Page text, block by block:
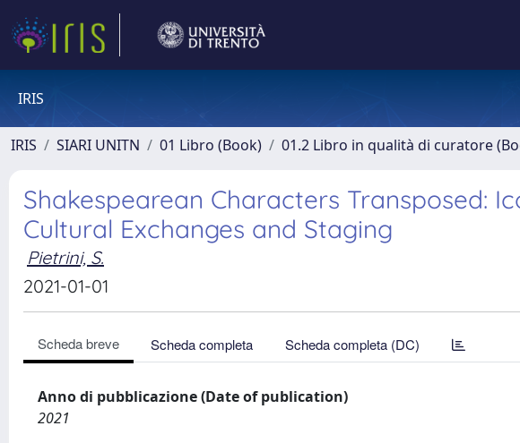
IRIS
IRIS SIARI UNITN 01 Libro (Book) 01.2 Libro in qualità di curatore
Shakespearean Characters Transposed:
Cultural Exchanges and Staging
Pietrini, S.
2021-01-01
Scheda breve Scheda completa Scheda completa (DC)
Anno di pubblicazione (Date of publication)
2021